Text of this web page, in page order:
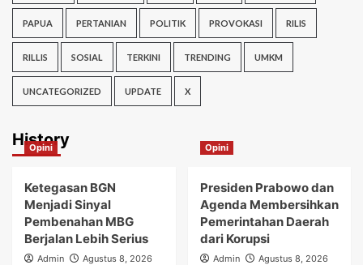
PAPUA PERTANIAN POLITIK PROVOKASI RILIS
RILLIS SOSIAL TERKINI TRENDING UMKM
UNCATEGORIZED UPDATE X
History
Opini
Ketegasan BGN
Menjadi Sinyal
Pembenahan MBG
Berjalan Lebih Serius
Admin
Agustus 8, 2026
Opini
Presiden Prabowo dan
Agenda Membersihkan
Pemerintahan Daerah
dari Korupsi
Admin
Agustus 8, 2026